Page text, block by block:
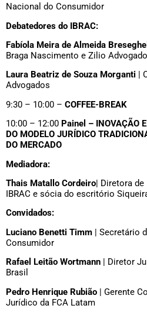
Nacional do Consumidor
Debatedores do IBRAC:
Fabíola Meira de Almeida
Braga Nascimento e Zilio
Laura Beatriz de Souza Morganti
|
Advogados
9:30 – 10:00 – COFFEE-BREAK
10:00 – 12:00 Painel – INOVAÇÃO
DO MODELO JURÍDICO
DO MERCADO
Mediadora:
Thais Matallo Cordeiro| Diretora de
IBRAC e sócia do escritório
Convidados:
Luciano Benetti Timm | Secretário
Consumidor
Rafael Leitão Wortmann | Diretor
Brasil
Pedro Henrique Rubião | Gerente
Jurídico da FCA Latam